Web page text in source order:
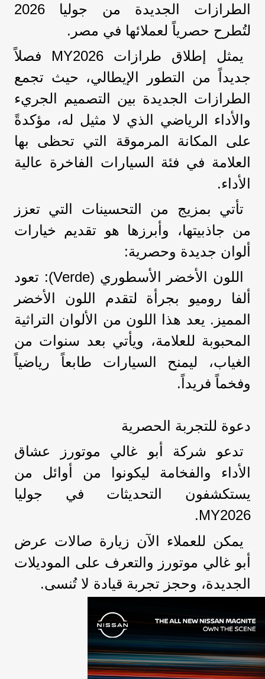
الطرازات الجديدة من جوليا 2026
لتُطرح حصرياً لعملائها في مصر.
يمثل إطلاق طرازات MY2026 فصلاً
جديداً من التطور الإيطالي، حيث تجمع
الطرازات الجديدة بين التصميم الجريء
والأداء الرياضي الذي لا مثيل له، مؤكدةً
على المكانة المرموقة التي تحظى بها
العلامة في فئة السيارات الفاخرة عالية
الأداء.
تأتي بمزيج من التحسينات التي تعزز
من جاذبيتها، وأبرزها هو تقديم خيارات
ألوان جديدة وحصرية:
اللون الأخضر الأسطوري (Verde): تعود
ألفا روميو بجرأة لتقدم اللون الأخضر
المميز. يعد هذا اللون من الألوان التراثية
المحبوبة للعلامة، ويأتي بعد سنوات من
الغياب، ليمنح السيارات طابعاً رياضياً
وفخماً فريداً.
دعوة للتجربة الحصرية
تدعو شركة أبو غالي موتورز عشاق
الأداء والفخامة ليكونوا من أوائل من
يستكشفون التحديثات في جوليا
MY2026.
يمكن للعملاء الآن زيارة صالات عرض
أبو غالي موتورز والتعرف على الموديلات
الجديدة، وحجز تجربة قيادة لا تُنسى.